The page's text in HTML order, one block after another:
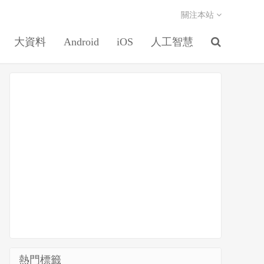
大資料 Android iOS 人工智慧
關注本站
熱門標籤